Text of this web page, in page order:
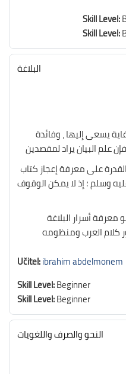
Skill Level:
Skill Level:
البلاغة
يسعى إليها ، وفائدة
علم البيان يراد لمقصدين
على معرفة إعجاز كتاب
وسلم ؛ إذ لا يمكن الوقوف
أسرار البلاغة
كلام العرب ومنظومه
Učitel:ibrahim abdelmonem
Skill Level:Beginner
Skill Level:Beginner
النحو والصرف واللغويات